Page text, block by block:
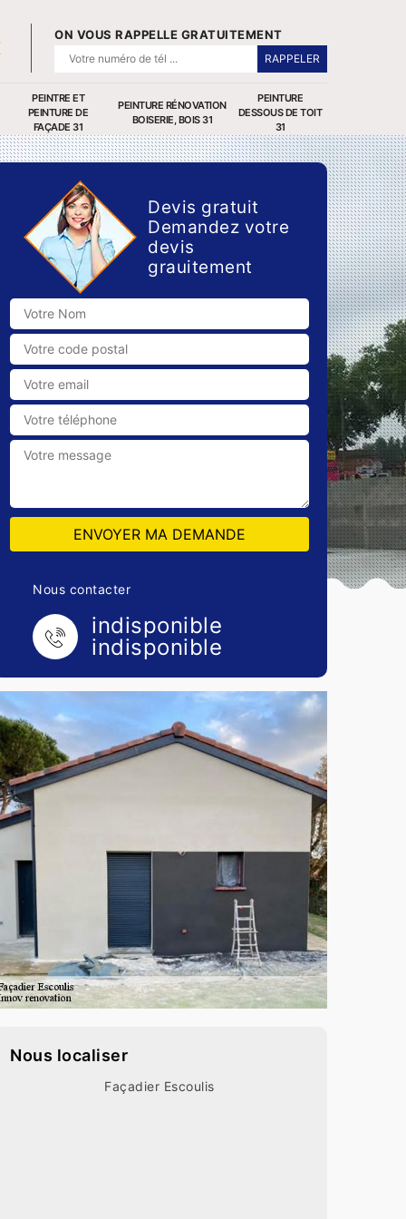
ON VOUS RAPPELLE GRATUITEMENT
PEINTRE ET
PEINTURE DE
FAÇADE 31
PEINTURE RÉNOVATION
BOISERIE, BOIS 31
PEINTURE
DESSOUS DE TOIT
31
Devis gratuit
Demandez votre
devis
grauitement
Nous contacter
indisponible
indisponible
Nous localiser
Façadier Escoulis